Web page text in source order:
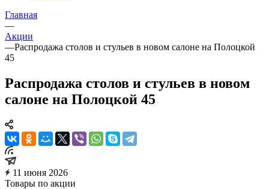
Главная
—
Акции
—Распродажа столов и стульев в новом салоне на Полоцкой
45
Распродажа столов и стульев в новом
салоне на Полоцкой 45
11 июня 2026
Товары по акции